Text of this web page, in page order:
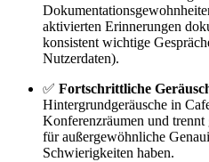
aktivierten Erinnerungen
konsistent wichtige
Nutzerdaten).
✅ Fortschrittliche
Hintergrundgeräusche in
Konferenzräumen und
für außergewöhnliche
Schwierigkeiten haben.